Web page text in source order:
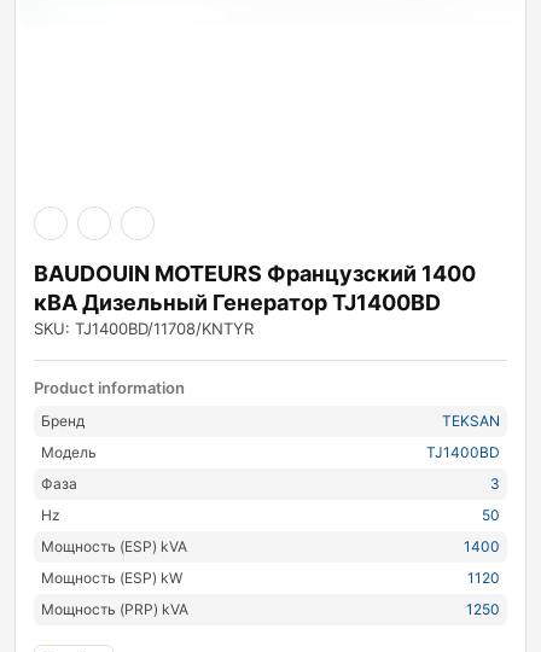
BAUDOUIN MOTEURS Французский 1400
кВА Дизельный Генератор TJ1400BD
SKU: TJ1400BD/11708/KNTYR
Product information
Бренд
TEKSAN
Модель
TJ1400BD
Фаза
3
Hz
50
Мощность (ESP) kVA
1400
Мощность (ESP) kW
1120
Мощность (PRP) kVA
1250